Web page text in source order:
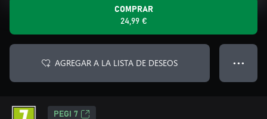
COMPRAR
24,99 €
AGREGAR A LA LISTA DE DESEOS ● ● ●
PEGI 7